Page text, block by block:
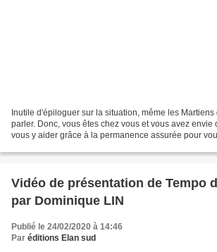
Inutile d'épiloguer sur la situation, même les
parler. Donc, vous êtes chez vous et vous avez envie
vous y aider grâce à la permanence assurée pour
Vidéo de présentation de Tempo
par Dominique LIN
Publié le 24/02/2020 à 14:46
Par éditions Elan sud